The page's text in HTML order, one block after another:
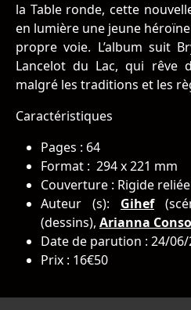
la Table ronde, cette
en lumière une jeune
propre voie. L’album suit
Lancelot du Lac, qui rêve
malgré les traditions et les
Caractéristiques
Pages : 64
Format : 294 x 221 mm
Couverture : Rigide reliée
Auteur (s): Gihef
(dessins), Arianna
Date de parution : 24/06/
Prix : 16€50